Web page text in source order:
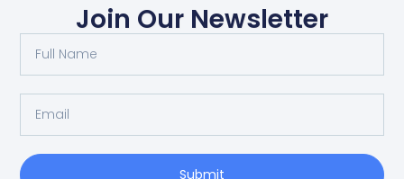
Join Our Newsletter
Submit